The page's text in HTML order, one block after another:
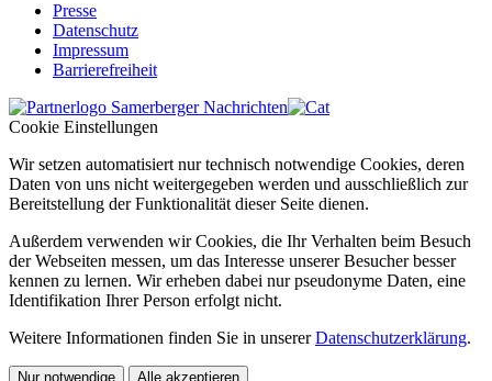
Presse
Datenschutz
Impressum
Barrierefreiheit
Cookie Einstellungen
Wir setzen automatisiert nur technisch notwendige Cookies, deren
Daten von uns nicht weitergegeben werden und ausschließlich zur
Bereitstellung der Funktionalität dieser Seite dienen.
Außerdem verwenden wir Cookies, die Ihr Verhalten beim Besuch
der Webseiten messen, um das Interesse unserer Besucher besser
kennen zu lernen. Wir erheben dabei nur pseudonyme Daten, eine
Identifikation Ihrer Person erfolgt nicht.
Weitere Informationen finden Sie in unsererDatenschutzerklärung.
Nur notwendige Alle akzeptieren